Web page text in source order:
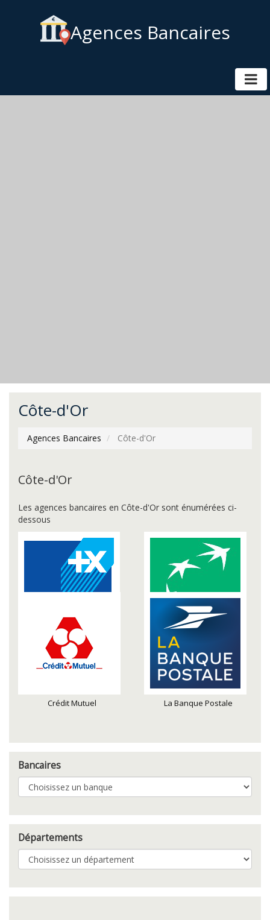
Agences Bancaires
Côte-d'Or
Agences Bancaires Côte-d'Or
Côte-d'Or
Les agences bancaires en Côte-d'Or sont énumérées ci-
dessous
Banque Populaire BNP Paribas
Crédit Mutuel La Banque Postale
Bancaires
Départements